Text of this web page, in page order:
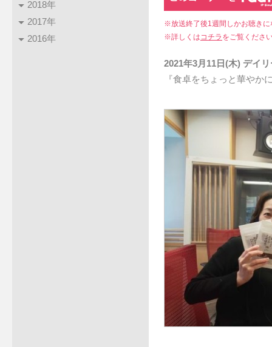
※放送終了後1週間しかお聴きに
※詳しくはコチラ をご覧くださ
2021年3月11日(木) デイ
『食卓をちょっと華やか
2018年
2017年
2016年